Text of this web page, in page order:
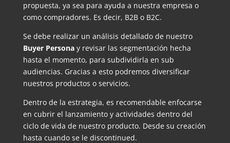
propuesta, ya sea para ayuda a nuestra empresa o
como compradores. Es decir, B2B o B2C.
Se debe realizar un análisis detallado de nuestro
Buyer Personay revisar las segmentación hecha
hasta el momento, para subdividirla en sub
audiencias. Gracias a esto podremos diversificar
nuestros productos o servicios.
Dentro de la estrategia, es recomendable enfocarse
en cubrir el lanzamiento y actividades dentro del
ciclo de vida de nuestro producto. Desde su creación
hasta cuando se le discontinued.